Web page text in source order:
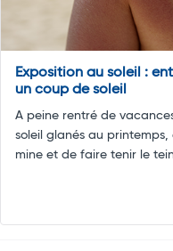
Exposition au soleil :
un coup de soleil
A peine rentré de
soleil glanés au
mine et de faire tenir le